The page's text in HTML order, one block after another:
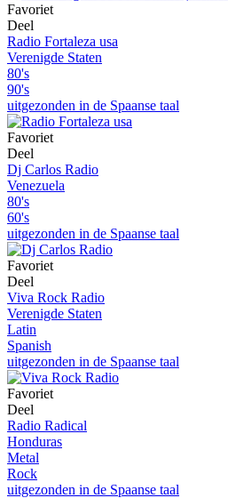
Favoriet
Deel
Radio Fortaleza usa
Verenigde Staten
80's
90's
uitgezonden in de Spaanse taal
Favoriet
Deel
Dj Carlos Radio
Venezuela
80's
60's
uitgezonden in de Spaanse taal
Favoriet
Deel
Viva Rock Radio
Verenigde Staten
Latin
Spanish
uitgezonden in de Spaanse taal
Favoriet
Deel
Radio Radical
Honduras
Metal
Rock
uitgezonden in de Spaanse taal